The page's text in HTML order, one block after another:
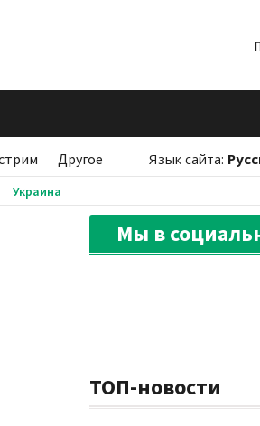
Другое Язык сайта:
Украина
Мы в
ТОП-новости